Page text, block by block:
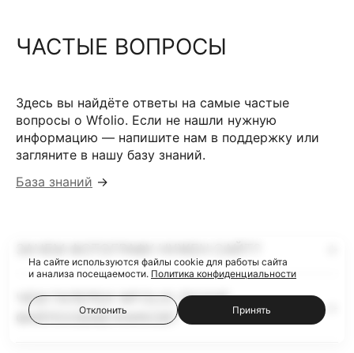
ЧАСТЫЕ ВОПРОСЫ
Здесь вы найдёте ответы на самые частые
вопросы о Wfolio. Если не нашли нужную
информацию — напишите нам в поддержку или
загляните в нашу базу знаний.
База знаний →
ЧЕМ ГАЛЕРЕИ WFOLIO ЛУЧШЕ
ФАЙЛООБМЕННИКОВ?
На сайте используются файлы cookie для работы сайта
и анализа посещаемости. Политика конфиденциальности
Отклонить Принять